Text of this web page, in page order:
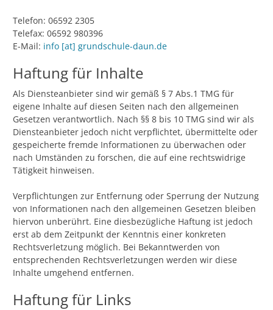
Telefon: 06592 2305
Telefax: 06592 980396
E-Mail: info [at] grundschule-daun.de
Haftung für Inhalte
Als Diensteanbieter sind wir gemäß § 7 Abs.1 TMG für
eigene Inhalte auf diesen Seiten nach den allgemeinen
Gesetzen verantwortlich. Nach §§ 8 bis 10 TMG sind wir als
Diensteanbieter jedoch nicht verpflichtet, übermittelte oder
gespeicherte fremde Informationen zu überwachen oder
nach Umständen zu forschen, die auf eine rechtswidrige
Tätigkeit hinweisen.
Verpflichtungen zur Entfernung oder Sperrung der Nutzung
von Informationen nach den allgemeinen Gesetzen bleiben
hiervon unberührt. Eine diesbezügliche Haftung ist jedoch
erst ab dem Zeitpunkt der Kenntnis einer konkreten
Rechtsverletzung möglich. Bei Bekanntwerden von
entsprechenden Rechtsverletzungen werden wir diese
Inhalte umgehend entfernen.
Haftung für Links